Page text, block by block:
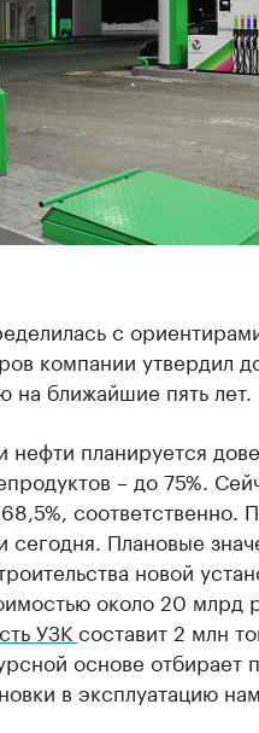
с
компании утвердил
на ближайшие пять лет.
нефти планируется
– до 75%.
соответственно.
сегодня. Плановые
новой
около 20 млрд
УЗКсоставит 2 млн
основе отбирает
в эксплуатацию